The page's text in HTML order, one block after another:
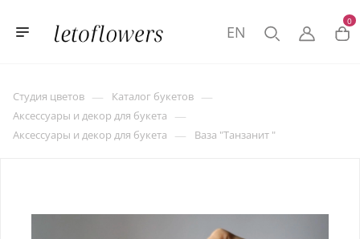
0
EN
Студия цветов — Каталог букетов —
Аксессуары и декор для букета —
Аксессуары и декор для букета — Ваза "Танзанит "